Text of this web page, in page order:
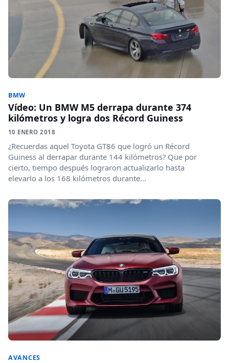
BMW
Vídeo: Un BMW M5 derrapa durante 374
kilómetros y logra dos Récord Guiness
10 ENERO 2018
¿Recuerdas aquel Toyota GT86 que logró un Récord
Guiness al derrapar durante 144 kilómetros? Que por
cierto, tiempo después lograron actualizarlo hasta
elevarlo a los 168 kilómetros durante...
AVANCES